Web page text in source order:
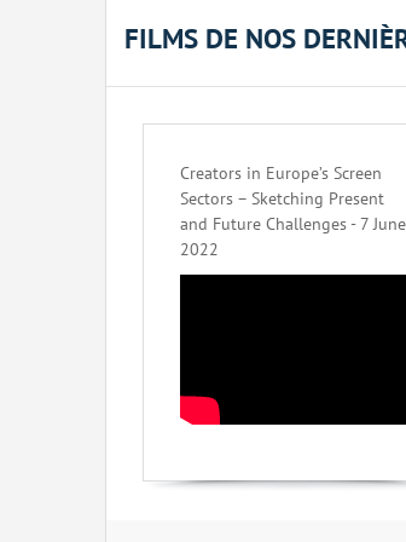
FILMS DE NOS
Creators in Europe’s Screen
Sectors – Sketching Present
and Future Challenges - 7 June
2022